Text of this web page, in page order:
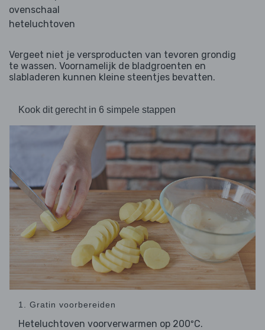
ovenschaal
heteluchtoven
Vergeet niet je versproducten van tevoren grondig
te wassen. Voornamelijk de bladgroenten en
slabladeren kunnen kleine steentjes bevatten.
Kook dit gerecht in 6 simpele stappen
1. Gratin voorbereiden
Heteluchtoven voorverwarmen op 200ºC.